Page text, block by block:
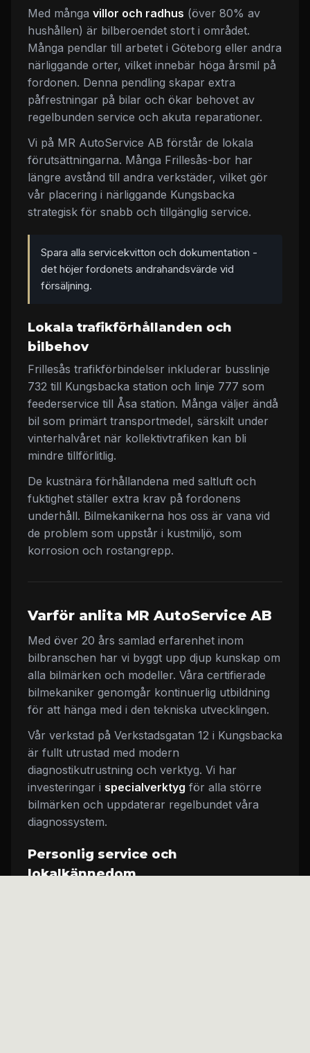
Med många villor och radhus (över 80% av
hushållen) är bilberoendet stort i området.
Många pendlar till arbetet i Göteborg eller andra
närliggande orter, vilket innebär höga årsmil på
fordonen. Denna pendling skapar extra
påfrestningar på bilar och ökar behovet av
regelbunden service och akuta reparationer.
Vi på MR AutoService AB förstår de lokala
förutsättningarna. Många Frillesås-bor har
längre avstånd till andra verkstäder, vilket gör
vår placering i närliggande Kungsbacka
strategisk för snabb och tillgänglig service.
Spara alla servicekvitton och dokumentation -
det höjer fordonets andrahandsvärde vid
försäljning.
Lokala trafikförhållanden och
bilbehov
Frillesås trafikförbindelser inkluderar busslinje
732 till Kungsbacka station och linje 777 som
feederservice till Åsa station. Många väljer ändå
bil som primärt transportmedel, särskilt under
vinterhalvåret när kollektivtrafiken kan bli
mindre tillförlitlig.
De kustnära förhållandena med saltluft och
fuktighet ställer extra krav på fordonens
underhåll. Bilmekanikerna hos oss är vana vid
de problem som uppstår i kustmiljö, som
korrosion och rostangrepp.
Varför anlita MR AutoService AB
Med över 20 års samlad erfarenhet inom
bilbranschen har vi byggt upp djup kunskap om
alla bilmärken och modeller. Våra certifierade
bilmekaniker genomgår kontinuerlig utbildning
för att hänga med i den tekniska utvecklingen.
Vår verkstad på Verkstadsgatan 12 i Kungsbacka
är fullt utrustad med modern
diagnostikutrustning och verktyg. Vi har
investeringar i specialverktyg för alla större
bilmärken och uppdaterar regelbundet våra
diagnossystem.
Personlig service och
lokalkännedom